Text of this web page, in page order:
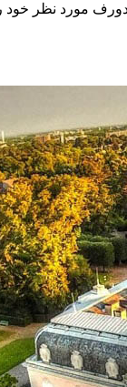
مورد نظر خود